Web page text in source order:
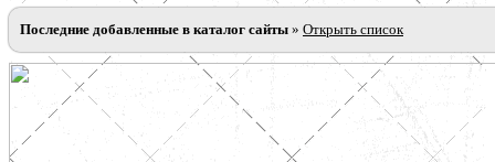
Последние добавленные в каталог сайты » Открыть список